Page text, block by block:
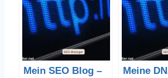
Mein SEO Blog –
Meine